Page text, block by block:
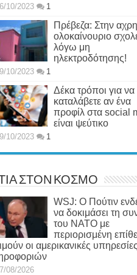
10/2023 1
Πρέβεζα: Στην
ολοκαίνουριο
λόγω μη
ηλεκτροδότησης!
10/2023 1
Δέκα τρόποι για να
καταλάβετε αν ένα
προφίλ στα social
είναι ψεύτικο
10/2023 1
ΣΤΟΝ ΚΟΣΜΟ
WSJ: Ο Πούτιν
να δοκιμάσει τη
του ΝΑΤΟ με
περιορισμένη
οι αμερικανικές υπηρεσίες
08/2026